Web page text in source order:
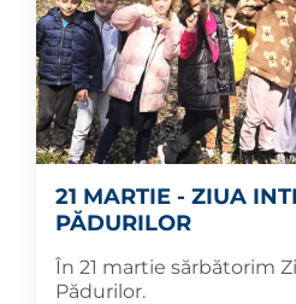
21 MARTIE - ZIUA
PĂDURILOR
În 21 martie sărbătorim
Pădurilor.